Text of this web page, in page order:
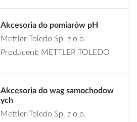
Akcesoria do pomiarów pH
Mettler-Toledo Sp. z o.o.
Producent: METTLER TOLEDO
Akcesoria do wag samochodow
ych
Mettler-Toledo Sp. z o.o.